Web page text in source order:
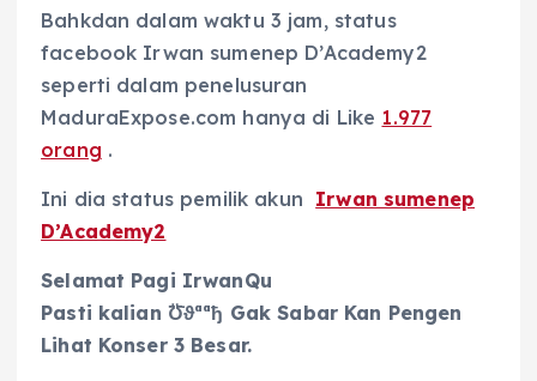
Bahkdan dalam waktu 3 jam, status
facebook Irwan sumenep D’Academy2
seperti dalam penelusuran
MaduraExpose.com hanya di Like 1.977
orang .
Ini dia status pemilik akun Irwan sumenep
D’Academy2
Selamat Pagi IrwanQu
Pasti kalian Ʊ̈̇ϑªªђ Gak Sabar Kan Pengen
Lihat Konser 3 Besar.